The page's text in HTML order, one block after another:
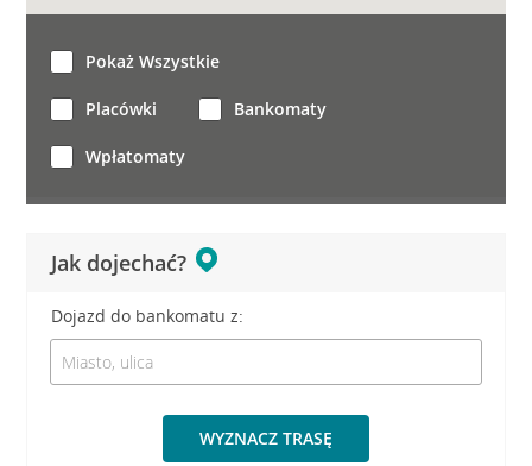
Jak dojechać?
Dojazd do bankomatu z:
WYZNACZ TRASĘ
Pokaż Wszystkie
Placówki Bankomaty
Wpłatomaty